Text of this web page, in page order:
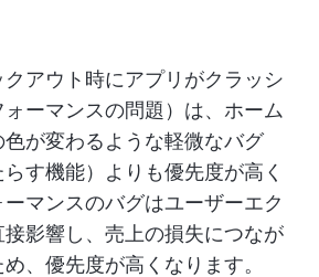
アウト時にアプリがクラッシ
ォーマンスの問題）は、ホーム
が変わるような軽微なバグ
らす機能）よりも優先度が高く
マンスのバグはユーザーエク
接影響し、売上の損失につなが
、優先度が高くなります。